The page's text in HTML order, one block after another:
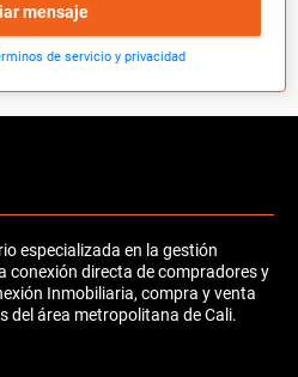
mensaje
de servicio y privacidad
especializada en la gestión
conexión directa de compradores y
Inmobiliaria, compra y venta
del área metropolitana de Cali.